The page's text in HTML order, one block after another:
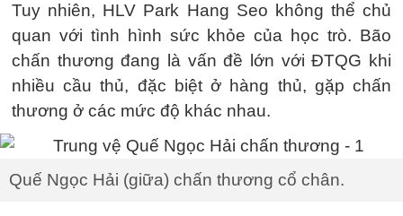
Tuy nhiên, HLV Park Hang Seo không thể chủ
quan với tình hình sức khỏe của học trò. Bão
chấn thương đang là vấn đề lớn với ĐTQG khi
nhiều cầu thủ, đặc biệt ở hàng thủ, gặp chấn
thương ở các mức độ khác nhau.
Quế Ngọc Hải (giữa) chấn thương cổ chân.